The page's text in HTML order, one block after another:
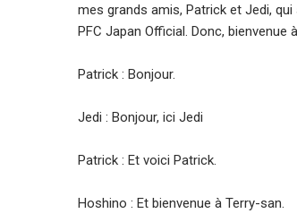
mes grands amis, Patrick et Jedi,
PFC Japan Official. Donc, bienvenue
Patrick : Bonjour.
Jedi : Bonjour, ici Jedi
Patrick : Et voici Patrick.
Hoshino : Et bienvenue à Terry-san.